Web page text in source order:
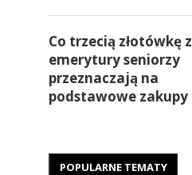
Co trzecią złotówkę z
emerytury seniorzy
przeznaczają na
podstawowe zakupy
POPULARNE TEMATY